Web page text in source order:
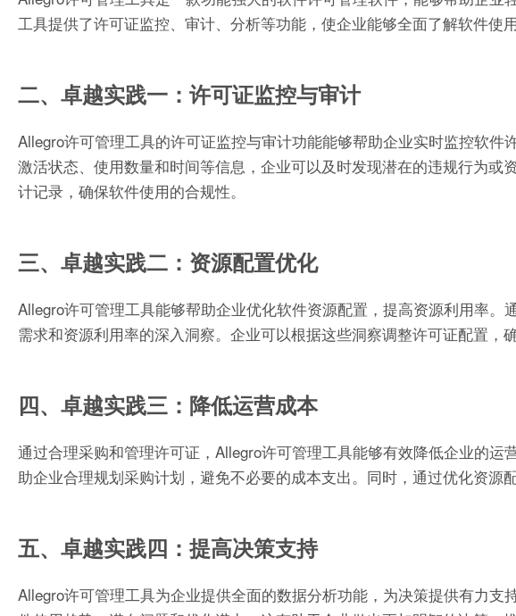
工具提供了许可证监控、审计、分析等功能，使企业能够全面了解软件使
二、卓越实践一：许可证监控与审计
Allegro许可管理工具的许可证监控与审计功能能够帮助企业实时监控软
激活状态、使用数量和时间等信息，企业可以及时发现潜在的违规行为
计记录，确保软件使用的合规性。
三、卓越实践二：资源配置优化
Allegro许可管理工具能够帮助企业优化软件资源配置，提高资源利用率
需求和资源利用率的深入洞察。企业可以根据这些洞察调整许可证配置，
四、卓越实践三：降低运营成本
通过合理采购和管理许可证，Allegro许可管理工具能够有效降低企业的
助企业合理规划采购计划，避免不必要的成本支出。同时，通过优化资源
五、卓越实践四：提高决策支持
Allegro许可管理工具为企业提供全面的数据分析功能，为决策提供有力